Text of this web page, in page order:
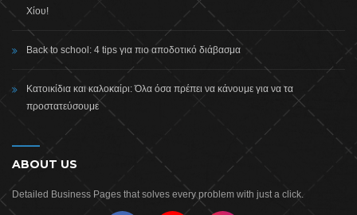
Χίου!
Back to school: 4 tips για πιο αποδοτικό διάβασμα
Κατοικίδια και καλοκαίρι: Όλα όσα πρέπει να κάνουμε για να τα
προστατεύσουμε
ABOUT US
Detailed Business Pages that solves every problem with just a click.